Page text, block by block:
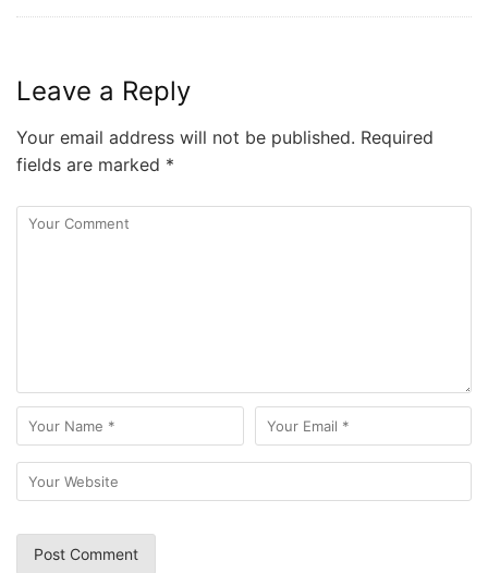
Leave a Reply
Your email address will not be published. Required
fields are marked *